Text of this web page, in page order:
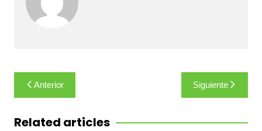
Navegación
de
entradas
Anterior Siguiente
Related articles